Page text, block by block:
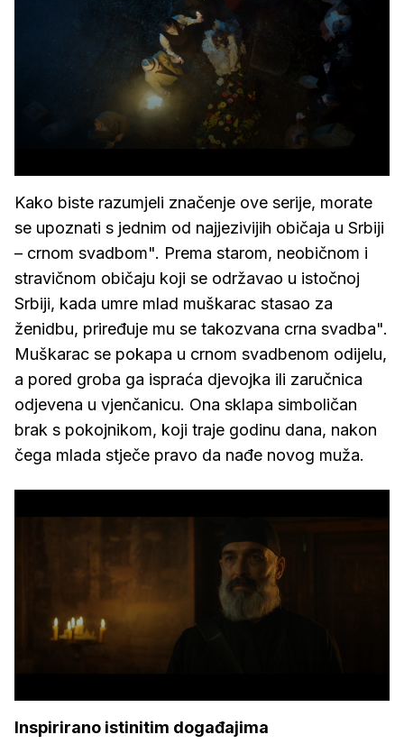
Kako biste razumjeli značenje ove serije, morate
se upoznati s jednim od najjezivijih običaja u Srbiji
– crnom svadbom". Prema starom, neobičnom i
stravičnom običaju koji se održavao u istočnoj
Srbiji, kada umre mlad muškarac stasao za
ženidbu, priređuje mu se takozvana crna svadba".
Muškarac se pokapa u crnom svadbenom odijelu,
a pored groba ga ispraća djevojka ili zaručnica
odjevena u vjenčanicu. Ona sklapa simboličan
brak s pokojnikom, koji traje godinu dana, nakon
čega mlada stječe pravo da nađe novog muža.
Inspirirano istinitim događajima